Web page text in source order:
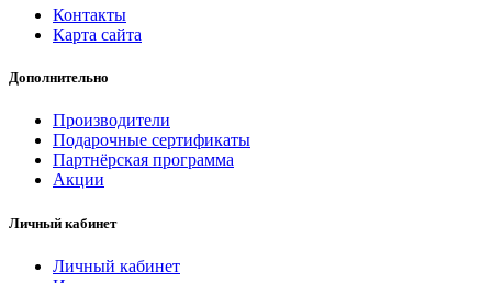
Контакты
Карта сайта
Дополнительно
Производители
Подарочные сертификаты
Партнёрская программа
Акции
Личный кабинет
Личный кабинет